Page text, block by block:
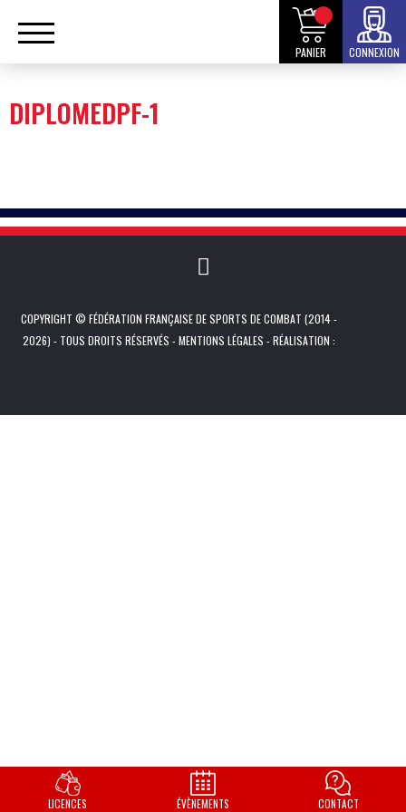
PANIER CONNEXION
DIPLOMEDPF-1
COPYRIGHT © FÉDÉRATION FRANÇAISE DE SPORTS DE COMBAT (2014 -
2026) - TOUS DROITS RÉSERVÉS -MENTIONS LÉGALES - RÉALISATION :
LICENCES ÉVÈNEMENTS CONTACT